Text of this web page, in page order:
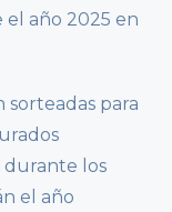
el año 2025 en
para
durante los
el año